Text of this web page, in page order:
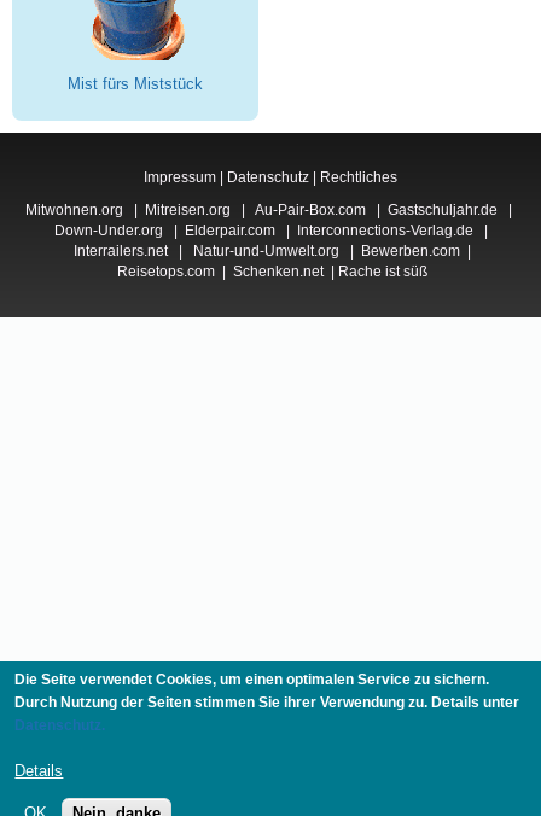
Mist fürs Miststück
Impressum Datenschutz
Rechtliches
Mitwohnen.org | Mitreisen.org | Au-Pair-Box.com | Gastschuljahr.de |
Down-Under.org | Elderpair.com| Interconnections-Verlag.de |
Interrailers.net | Natur-und-Umwelt.org | Bewerben.com |
Reisetops.com | Schenken.net | Rache ist süß
Die Seite verwendet Cookies, um einen optimalen Service zu sichern.
Durch Nutzung der Seiten stimmen Sie ihrer Verwendung zu. Details unter
Datenschutz.
Details